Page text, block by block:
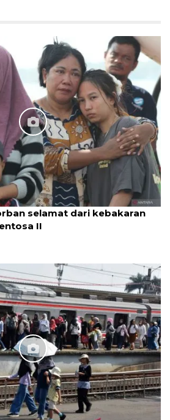
selamat dari kebakaran
II